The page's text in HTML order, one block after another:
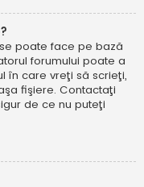
poate face pe bază
forumului poate a
în care vreţi să scrieţi,
fişiere. Contactaţi
de ce nu puteţi